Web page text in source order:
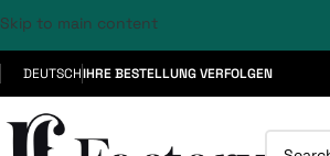
Skip to main content
DEUTSCHIHRE BESTELLUNG VERFOLGEN